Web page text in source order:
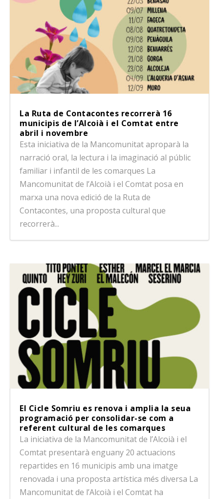
La Ruta de Contacontes recorrerà 16
municipis de l’Alcoià i el Comtat entre
abril i novembre
Esta iniciativa de la Mancomunitat aproparà la
narració oral, la lectura i la imaginació al públic
familiar i infantil de les comarques La
Mancomunitat de l’Alcoià i el Comtat posa en
marxa una nova edició de la Ruta de
Contacontes, una proposta cultural que
recorrerà...
El Cicle Somriu es renova i amplia la seua
programació per consolidar-se com a
referent cultural de les comarques
La iniciativa de la Mancomunitat de l’Alcoià i el
Comtat presentarà enguany 20 actuacions
repartides en 16 municipis amb una imatge
renovada i una proposta artística més diversa La
Mancomunitat de l’Alcoià i el Comtat ha